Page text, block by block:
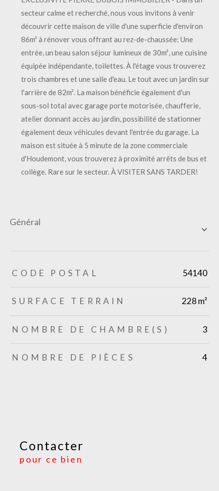
secteur calme et recherché, nous vous invitons à venir
découvrir cette maison de ville d'une superficie d'environ
86m² à rénover vous offrant au rez-de-chaussée: Une
entrée, un beau salon séjour lumineux de 30m², une cuisine
équipée indépendante, toilettes. À l'étage vous trouverez
trois chambres et une salle d'eau. Le tout avec un jardin sur
l'arrière de 82m². La maison bénéficie également d'un
sous-sol total avec garage porte motorisée, chaufferie,
atelier donnant accès au jardin, possibilité de stationner
également deux véhicules devant l'entrée du garage. La
maison est située à 5 minute de la zone commerciale
d'Houdemont, vous trouverez à proximité arrêts de bus et
collège. Rare sur le secteur. À VISITER SANS TARDER!
général
TRAD_ZEPHYR_Caracteristique TRAD_ZEPHYR_Valeurs
CODE POSTAL 54140
SURFACE TERRAIN 228 m²
NOMBRE DE CHAMBRE(S) 3
NOMBRE DE PIÈCES 4
Contacter
pour ce bien